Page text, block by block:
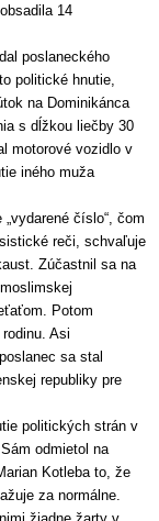
14
poslaneckého
politické hnutie,
na Dominikánca
s dĺžkou liečby 30
motorové vozidlo v
iného muža
číslo“, čom
reči, schvaľuje
Zúčastnil sa na
Potom
Asi
sa stal
republiky pre
politických strán v
odmietol na
Kotleba to, že
za normálne.